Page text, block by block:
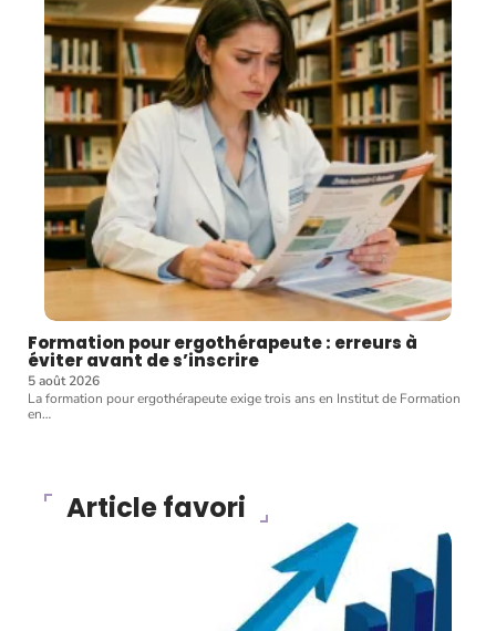
Formation pour ergothérapeute : erreurs à
éviter avant de s’inscrire
5 août 2026
La formation pour ergothérapeute exige trois ans en Institut de Formation
en…
Article favori